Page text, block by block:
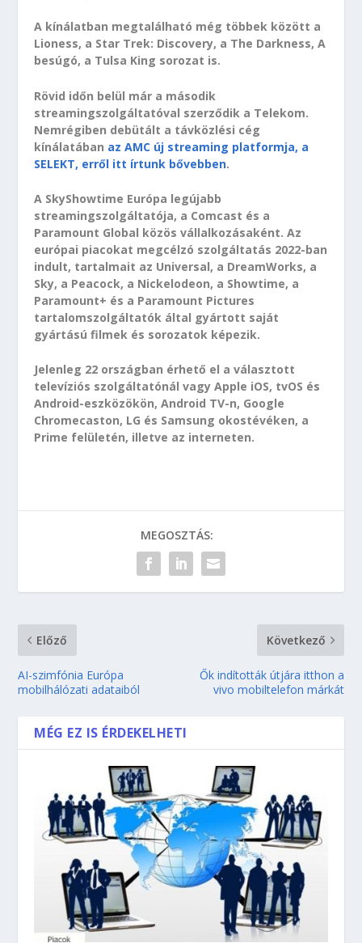
A kínálatban megtalálható még többek között a
Lioness, a Star Trek: Discovery, a The Darkness, A
besúgó, a Tulsa King sorozat is.
Rövid időn belül már a második
streamingszolgáltatóval szerződik a Telekom.
Nemrégiben debütált a távközlési cég
kínálatában az AMC új streaming platformja, a
SELEKT, erről itt írtunk bővebben.
A SkyShowtime Európa legújabb
streamingszolgáltatója, a Comcast és a
Paramount Global közös vállalkozásaként. Az
európai piacokat megcélzó szolgáltatás 2022-ban
indult, tartalmait az Universal, a DreamWorks, a
Sky, a Peacock, a Nickelodeon, a Showtime, a
Paramount+ és a Paramount Pictures
tartalomszolgáltatók által gyártott saját
gyártású filmek és sorozatok képezik.
Jelenleg 22 országban érhető el a választott
televíziós szolgáltatónál vagy Apple iOS, tvOS és
Android-eszközökön, Android TV-n, Google
Chromecaston, LG és Samsung okostévéken, a
Prime felületén, illetve az interneten.
MEGOSZTÁS:
Előző
AI-szimfónia Európa
mobilhálózati adataiból
Következő
Ők indították útjára itthon a
vivo mobiltelefon márkát
MÉG EZ IS ÉRDEKELHETI